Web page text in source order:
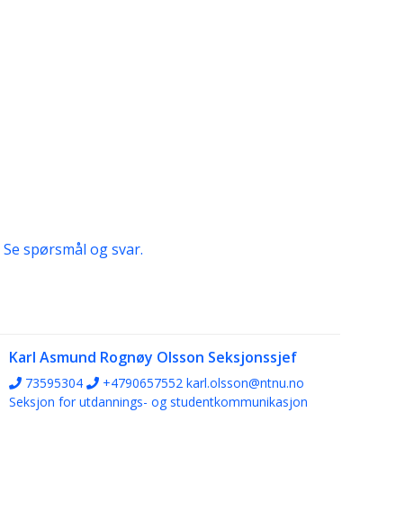
Se spørsmål og svar.
Karl Asmund Rognøy Olsson Seksjonssjef
73595304 +4790657552 karl.olsson@ntnu.no
Seksjon for utdannings- og studentkommunikasjon